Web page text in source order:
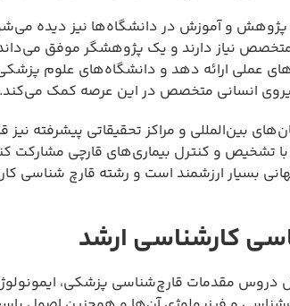
پژوهش و آموزش در دانشگاه‌ها نیز دیده
متخصص نیاز دارند و یک پژوهشگر موفق
عملی ارائه دهد و دانشگاه‌های علوم
انسانی متخصص در این عرصه کمک می‌کند.
بین‌المللی و مراکز تحقیقاتی پیشرفته
با تشخیص و کنترل بیماری‌های قارچی مشارکت
بسیار ارزشمند است و رشته قارچ شناسی
کارشناسی ارشد
دروس مقدمات قارچ‌شناسی پزشکی،